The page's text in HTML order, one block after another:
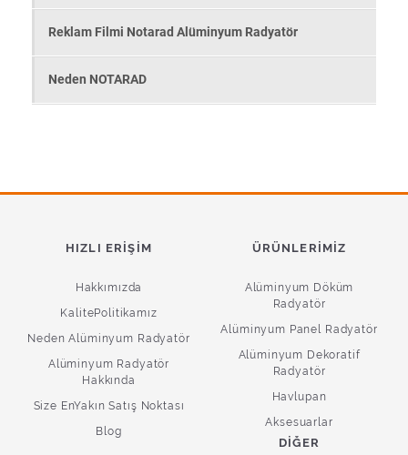
Reklam Filmi Notarad Alüminyum Radyatör
Neden NOTARAD
HIZLI ERIŞIM
Hakkımızda
KalitePolitikamız
Neden Alüminyum Radyatör
Alüminyum Radyatör
Hakkında
Size EnYakın Satış Noktası
Blog
ÜRÜNLERIMIZ
Alüminyum Döküm
Radyatör
Alüminyum Panel Radyatör
Alüminyum Dekoratif
Radyatör
Havlupan
Aksesuarlar
DIĞER